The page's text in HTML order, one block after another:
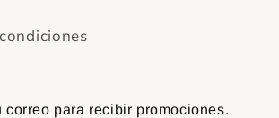
correo para recibir promociones.